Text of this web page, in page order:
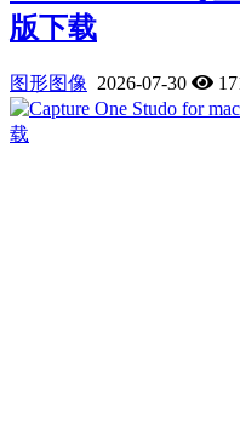
版下载
图形图像 2026-07-30